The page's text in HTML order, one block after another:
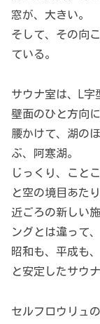
窓が、大きい。
そして、その向
ている。
サウナ室は、L字
壁面のひと方向
腰かけて、湖の
ぶ、阿寒湖。
じっくり、こと
と空の境目あた
近ごろの新しい
ングとは違って
昭和も、平成も
と安定したサウ
セルフロウリュ